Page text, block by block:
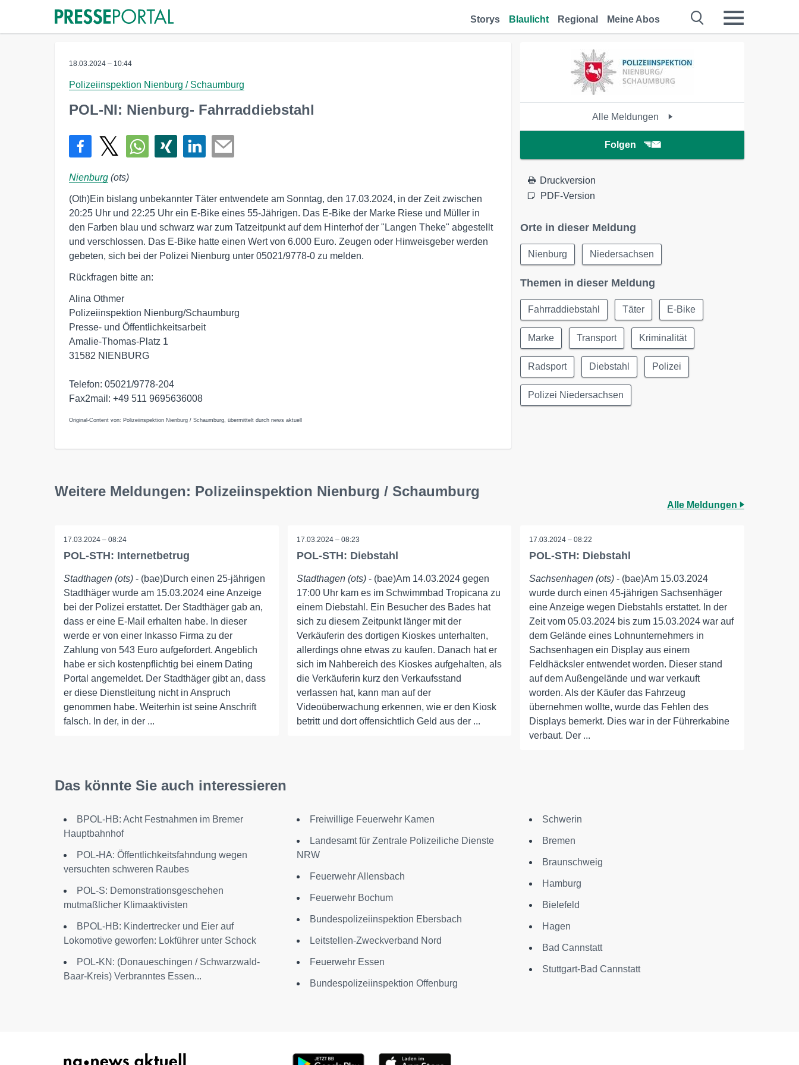
Storys Blaulicht Regional Meine Abos
18.03.2024 – 10:44
Polizeiinspektion Nienburg / Schaumburg
POL-NI: Nienburg- Fahrraddiebstahl
Nienburg (ots)
(Oth)Ein bislang unbekannter Täter entwendete am Sonntag, den 17.03.2024, in der Zeit zwischen
20:25 Uhr und 22:25 Uhr ein E-Bike eines 55-Jährigen. Das E-Bike der Marke Riese und Müller in
den Farben blau und schwarz war zum Tatzeitpunkt auf dem Hinterhof der "Langen Theke" abgestellt
und verschlossen. Das E-Bike hatte einen Wert von 6.000 Euro. Zeugen oder Hinweisgeber werden
gebeten, sich bei der Polizei Nienburg unter 05021/9778-0 zu melden.
Rückfragen bitte an:
Alina Othmer
Polizeiinspektion Nienburg/Schaumburg
Presse- und Öffentlichkeitsarbeit
Amalie-Thomas-Platz 1
31582 NIENBURG
Telefon: 05021/9778-204
Fax2mail: +49 511 9695636008
Original-Content von: Polizeiinspektion Nienburg / Schaumburg, übermittelt durch news aktuell
Alle Meldungen
Folgen
Druckversion
PDF-Version
Orte in dieser Meldung
Nienburg Niedersachsen
Themen in dieser Meldung
Fahrraddiebstahl Täter E-Bike
Marke Transport Kriminalität
Radsport Diebstahl Polizei
Polizei Niedersachsen
Weitere Meldungen: Polizeiinspektion Nienburg / Schaumburg
Alle Meldungen
17.03.2024 – 08:24
POL-STH: Internetbetrug
Stadthagen (ots) - (bae)Durch einen 25-jährigen
Stadthäger wurde am 15.03.2024 eine Anzeige
bei der Polizei erstattet. Der Stadthäger gab an,
dass er eine E-Mail erhalten habe. In dieser
werde er von einer Inkasso Firma zu der
Zahlung von 543 Euro aufgefordert. Angeblich
habe er sich kostenpflichtig bei einem Dating
Portal angemeldet. Der Stadthäger gibt an, dass
er diese Dienstleitung nicht in Anspruch
genommen habe. Weiterhin ist seine Anschrift
falsch. In der, in der ...
17.03.2024 – 08:23
POL-STH: Diebstahl
Stadthagen (ots)- (bae)Am 14.03.2024 gegen
17:00 Uhr kam es im Schwimmbad Tropicana zu
einem Diebstahl. Ein Besucher des Bades hat
sich zu diesem Zeitpunkt länger mit der
Verkäuferin des dortigen Kioskes unterhalten,
allerdings ohne etwas zu kaufen. Danach hat er
sich im Nahbereich des Kioskes aufgehalten, als
die Verkäuferin kurz den Verkaufsstand
verlassen hat, kann man auf der
Videoüberwachung erkennen, wie er den Kiosk
betritt und dort offensichtlich Geld aus der ...
17.03.2024 – 08:22
POL-STH: Diebstahl
Sachsenhagen (ots) - (bae)Am 15.03.2024
wurde durch einen 45-jährigen Sachsenhäger
eine Anzeige wegen Diebstahls erstattet. In der
Zeit vom 05.03.2024 bis zum 15.03.2024 war auf
dem Gelände eines Lohnunternehmers in
Sachsenhagen ein Display aus einem
Feldhäcksler entwendet worden. Dieser stand
auf dem Außengelände und war verkauft
worden. Als der Käufer das Fahrzeug
übernehmen wollte, wurde das Fehlen des
Displays bemerkt. Dies war in der Führerkabine
verbaut. Der ...
Das könnte Sie auch interessieren
BPOL-HB: Acht Festnahmen im Bremer
Hauptbahnhof
POL-HA: Öffentlichkeitsfahndung wegen
versuchten schweren Raubes
POL-S: Demonstrationsgeschehen
mutmaßlicher Klimaaktivisten
BPOL-HB: Kindertrecker und Eier auf
Lokomotive geworfen: Lokführer unter Schock
POL-KN: (Donaueschingen / Schwarzwald-
Baar-Kreis) Verbranntes Essen...
Freiwillige Feuerwehr Kamen
Landesamt für Zentrale Polizeiliche Dienste
NRW
Feuerwehr Allensbach
Feuerwehr Bochum
Bundespolizeiinspektion Ebersbach
Leitstellen-Zweckverband Nord
Feuerwehr Essen
Bundespolizeiinspektion Offenburg
Schwerin
Bremen
Braunschweig
Hamburg
Bielefeld
Hagen
Bad Cannstatt
Stuttgart-Bad Cannstatt